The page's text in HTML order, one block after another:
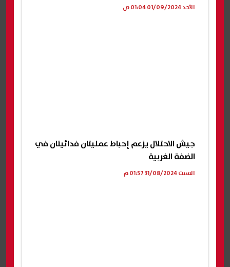
الأحد 01/09/2024 01:04 ص
جيش الاحتلال يزعم إحباط عمليتان فدائيتان في
الضفة الغربية
السبت 31/08/2024 01:57 م